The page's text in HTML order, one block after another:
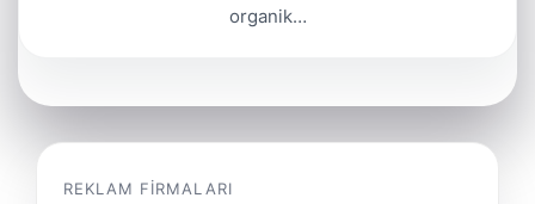
organik…
REKLAM FIRMALARI